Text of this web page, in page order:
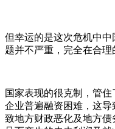
但幸运的是这次危机中
题并不严重，完全在合理
国家表现的很克制，管
企业普遍融资困难，这
致地方财政恶化及地方